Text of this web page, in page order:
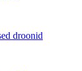
droonid